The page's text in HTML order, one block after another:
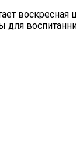
воскресная
для